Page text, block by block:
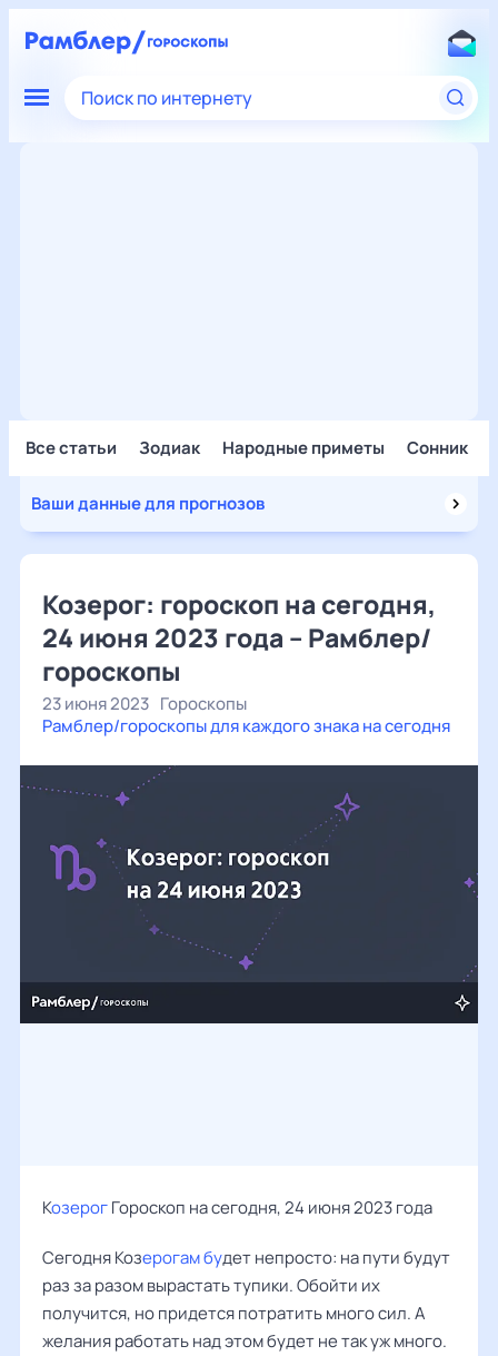
Поиск по интернету
Все статьи Зодиак Народные приметы Сонник
Ваши данные для прогнозов
Козерог: гороскоп на сегодня,
24 июня 2023 года – Рамблер/
гороскопы
23 июня 2023 Гороскопы
Рамблер/гороскопы для каждого знака на сегодня
КозерогГороскоп на сегодня, 24 июня 2023 года
Сегодня Козерогам будет непросто: на пути будут
раз за разом вырастать тупики. Обойти их
получится, но придется потратить много сил. А
желания работать над этом будет не так уж много.